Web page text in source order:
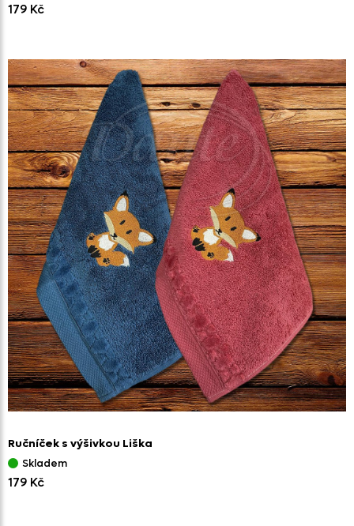
179 Kč
Ručníček s výšivkou Liška
Skladem
179 Kč